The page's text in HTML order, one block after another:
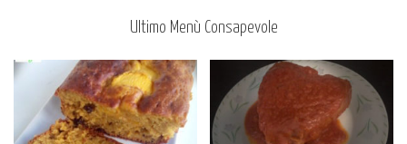
Ultimo Menù Consapevole